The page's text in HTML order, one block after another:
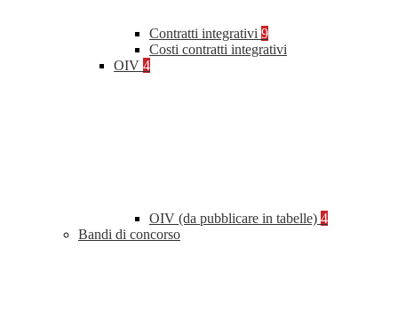
Contratti integrativi 9
Costi contratti integrativi
OIV 4
OIV (da pubblicare in tabelle) 4
Bandi di concorso